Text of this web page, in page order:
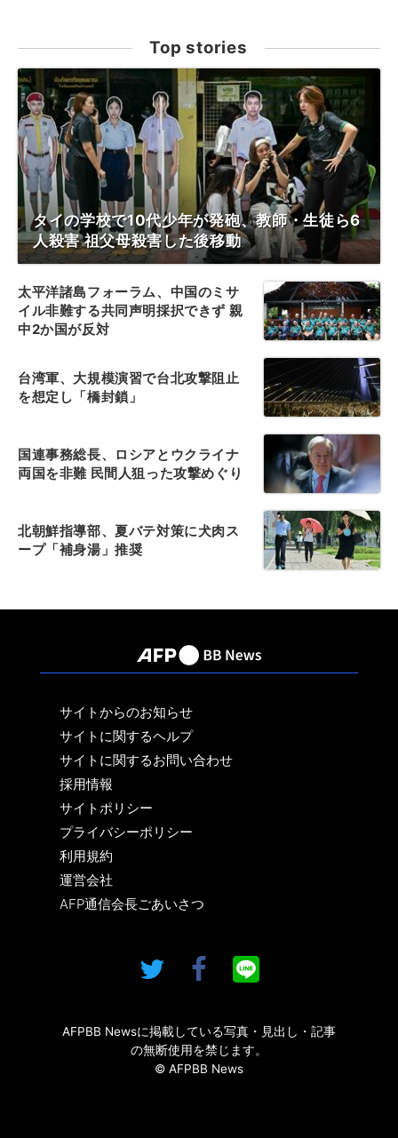
Top stories
タイの学校で10代少年が発砲、教師・生徒ら6
人殺害 祖父母殺害した後移動
太平洋諸島フォーラム、中国のミサ
イル非難する共同声明採択できず 親
中2か国が反対
台湾軍、大規模演習で台北攻撃阻止
を想定し「橋封鎖」
国連事務総長、ロシアとウクライナ
両国を非難 民間人狙った攻撃めぐり
北朝鮮指導部、夏バテ対策に犬肉ス
ープ「補身湯」推奨
サイトからのお知らせ
サイトに関するヘルプ
サイトに関するお問い合わせ
採用情報
サイトポリシー
プライバシーポリシー
利用規約
運営会社
AFP通信会長ごあいさつ
AFPBB Newsに掲載している写真・見出し・記事
の無断使用を禁じます。
© AFPBB News